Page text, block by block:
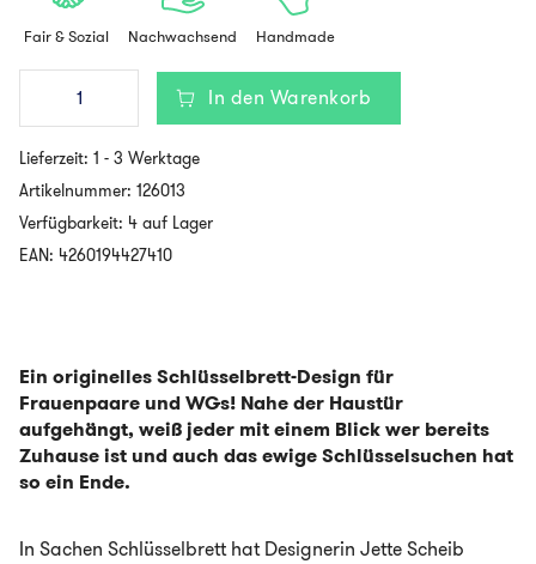
Fair & Sozial Nachwachsend Handmade
Designimdorf
Schlüsselbrett
HOME
SWEET
-
Frau
In den Warenkorb
Lieferzeit: 1 - 3 Werktage
Artikelnummer: 126013
Verfügbarkeit: 4 auf Lager
EAN: 4260194427410
Ein originelles Schlüsselbrett-Design für
Frauenpaare und WGs! Nahe der Haustür
aufgehängt, weiß jeder mit einem Blick wer bereits
Zuhause ist und auch das ewige Schlüsselsuchen hat
so ein Ende.
In Sachen Schlüsselbrett hat Designerin Jette Scheib